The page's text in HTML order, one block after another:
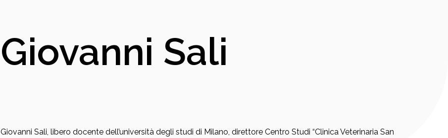
Giovanni Sali
Giovanni Sali, libero docente dell’università degli studi di Milano, direttore Centro Studi “Clinica Veterinaria San